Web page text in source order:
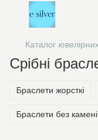
Каталог
Срібні
Браслети жорсткі
Браслети без